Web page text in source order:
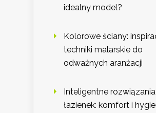
idealny model?
Kolorowe ściany:
techniki malarskie do
odważnych aranżacji
Inteligentne
łazienek: komfort i